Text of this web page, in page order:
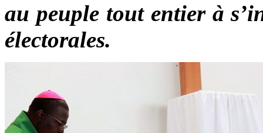
au peuple tout entier à
électorales.